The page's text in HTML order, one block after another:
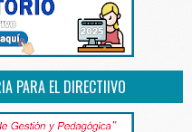
PARA EL DIRECTIIVO